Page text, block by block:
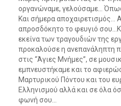
οργανώναμε, γελούσαμε…
Και σήμερα αποχαιρετισμός…
απροσδόκητο το φευγιό
εκείνα των τραγουδιών της
προκαλούσε η ανεπανάληπτη
στις “Άγιες Μνήμες”, σε
εμπνευστήκαμε και το
Μαρτυρικού Πόντου και του
Ελληνισμού αλλά και σε όλα
φωνή σου…